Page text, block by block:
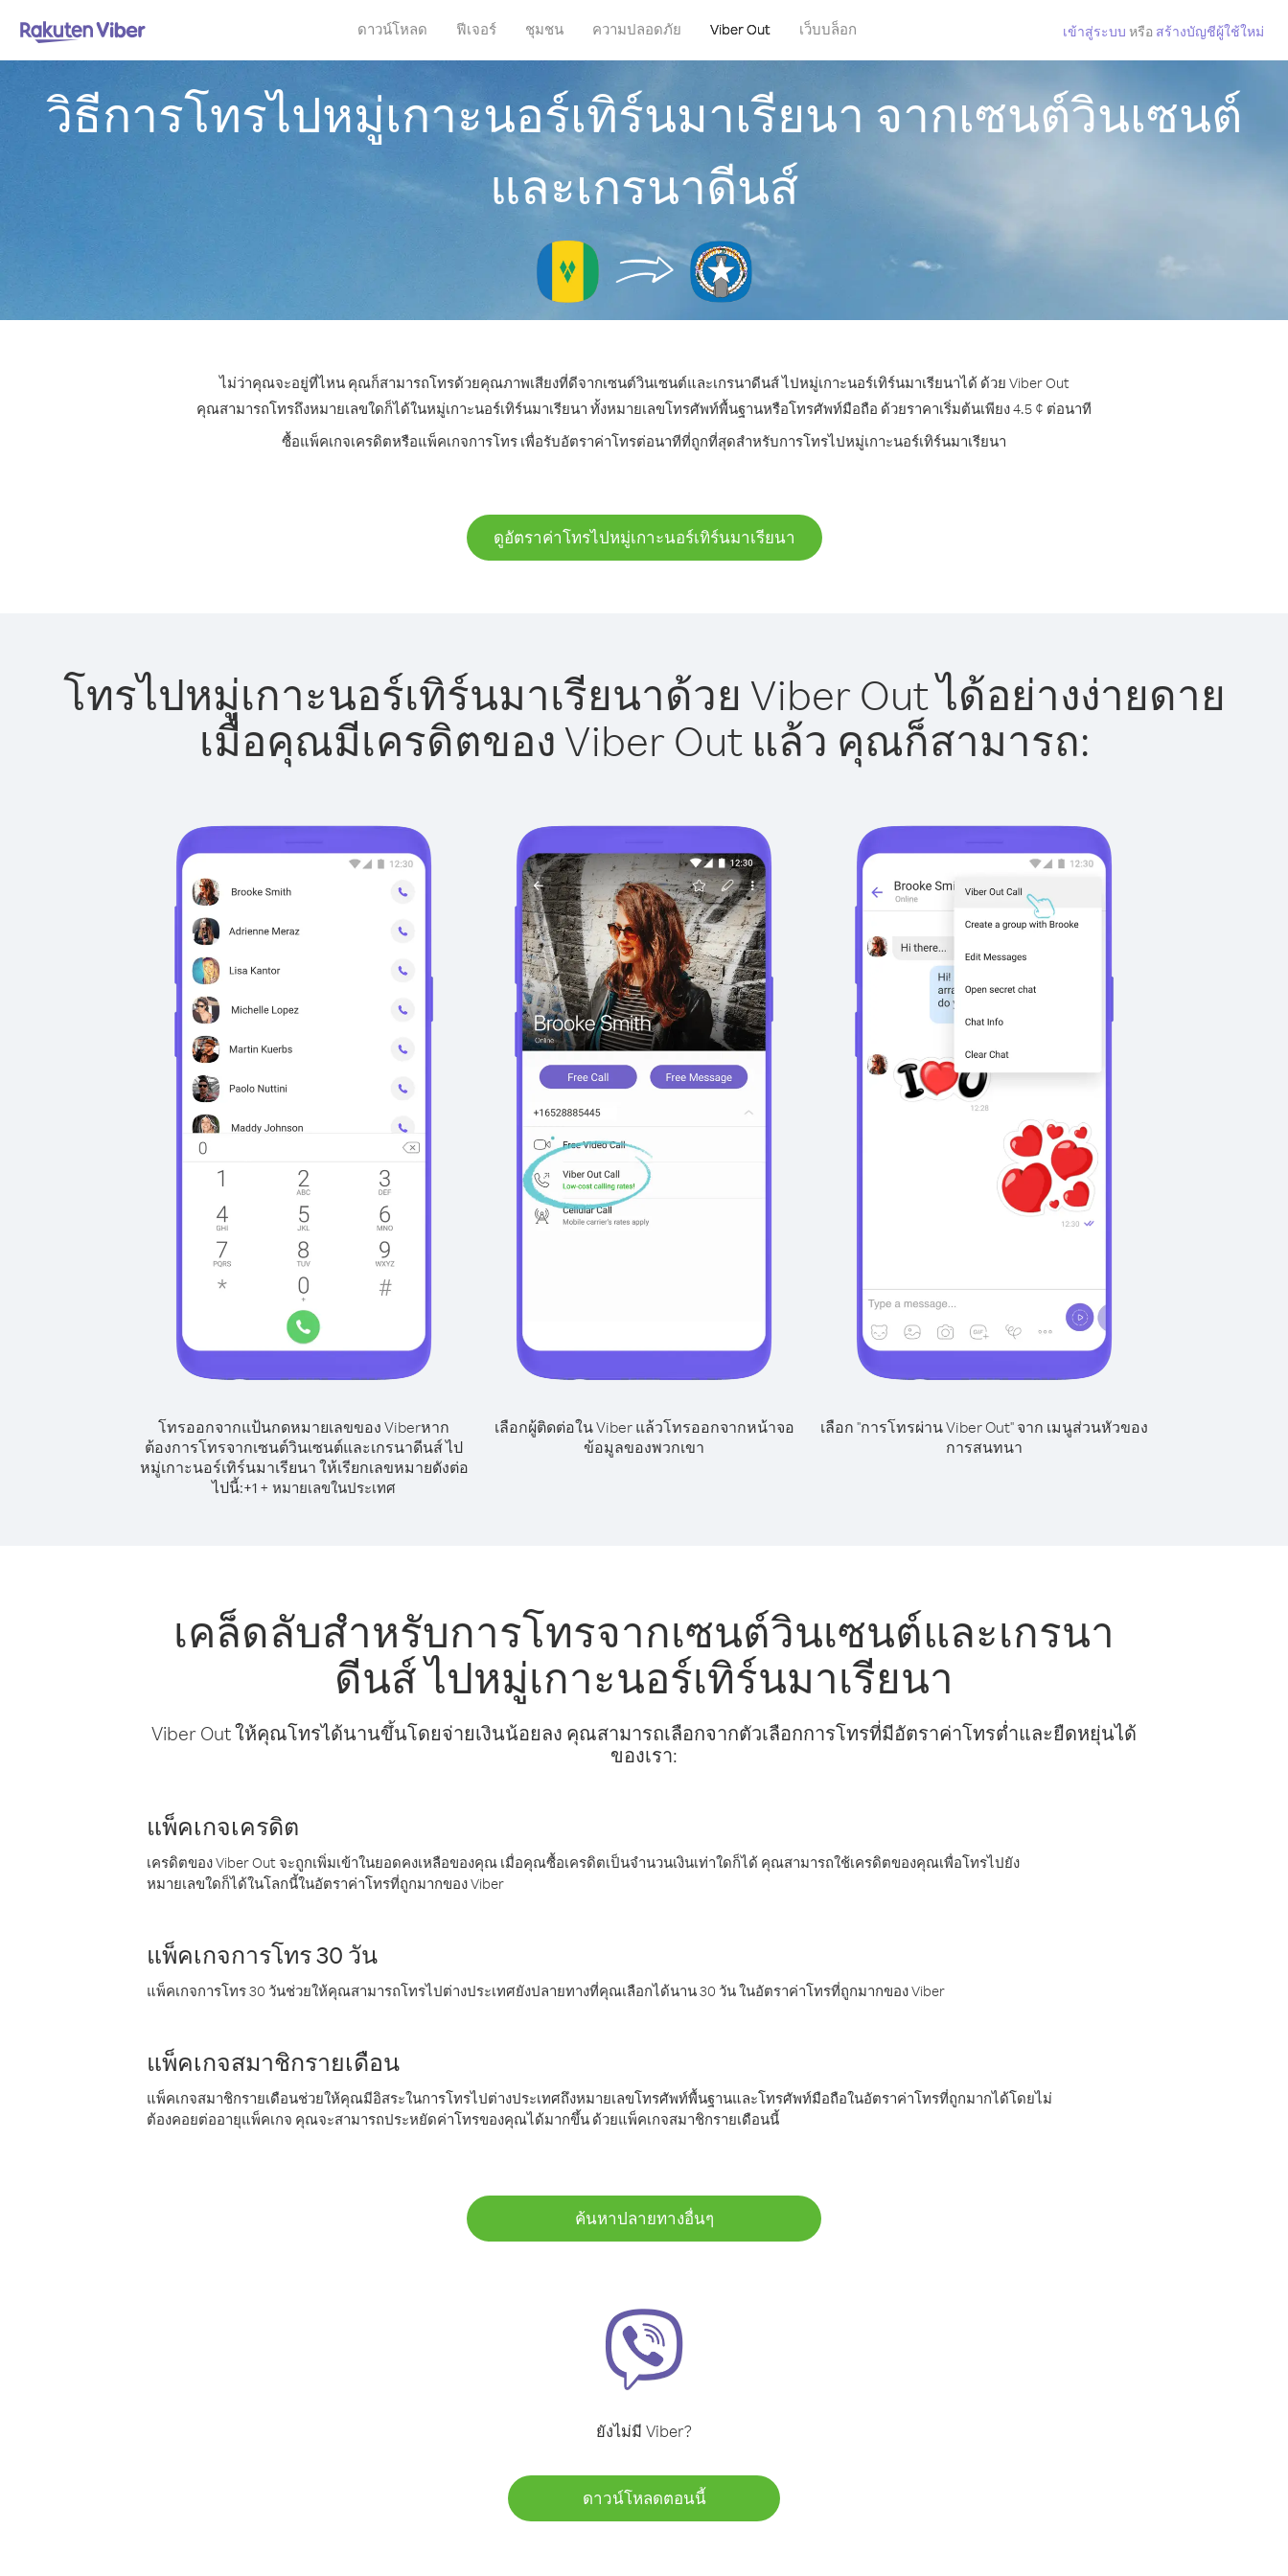
ดาวน์โหลด ฟีเจอร์ ชุมชน ความปลอดภัย Viber Out เว็บบล็อก เข้าสู่ระบบ หรือ สร้างบัญชีผู้ใช้ใหม่
วิธีการโทรไปหมู่เกาะนอร์เทิร์นมาเรียนา จากเซนต์วินเซนต์
และเกรนาดีนส์
ไม่ว่าคุณจะอยู่ที่ไหน คุณก็สามารถโทรด้วยคุณภาพเสียงที่ดีจากเซนต์วินเซนต์และเกรนาดีนส์ ไปหมู่เกาะนอร์เทิร์นมาเรียนาได้ ด้วย Viber Out
คุณสามารถโทรถึงหมายเลขใดก็ได้ในหมู่เกาะนอร์เทิร์นมาเรียนา ทั้งหมายเลขโทรศัพท์พื้นฐานหรือโทรศัพท์มือถือ ด้วยราคาเริ่มต้นเพียง 4.5 ¢ ต่อนาที
ซื้อแพ็คเกจเครดิตหรือแพ็คเกจการโทร เพื่อรับอัตราค่าโทรต่อนาทีที่ถูกที่สุดสำหรับการโทรไปหมู่เกาะนอร์เทิร์นมาเรียนา
ดูอัตราค่าโทรไปหมู่เกาะนอร์เทิร์นมาเรียนา
โทรไปหมู่เกาะนอร์เทิร์นมาเรียนาด้วย Viber Out ได้อย่างง่ายดาย
เมื่อคุณมีเครดิตของ Viber Out แล้ว คุณก็สามารถ:
โทรออกจากแป้นกดหมายเลขของ Viberหาก
ต้องการโทรจากเซนต์วินเซนต์และเกรนาดีนส์ ไป
หมู่เกาะนอร์เทิร์นมาเรียนา ให้เรียกเลขหมายดังต่อ
ไปนี้:+1 + หมายเลขในประเทศ
เลือกผู้ติดต่อใน Viber แล้วโทรออกจากหน้าจอ
ข้อมูลของพวกเขา
เลือก "การโทรผ่าน Viber Out" จาก เมนูส่วนหัวของ
การสนทนา
เคล็ดลับสำหรับการโทรจากเซนต์วินเซนต์และเกรนา
ดีนส์ ไปหมู่เกาะนอร์เทิร์นมาเรียนา
Viber Out ให้คุณโทรได้นานขึ้นโดยจ่ายเงินน้อยลง คุณสามารถเลือกจากตัวเลือกการโทรที่มีอัตราค่าโทรต่ำและยืดหยุ่นได้
ของเรา:
แพ็คเกจเครดิต
เครดิตของ Viber Out จะถูกเพิ่มเข้าในยอดคงเหลือของคุณ เมื่อคุณซื้อเครดิตเป็นจำนวนเงินเท่าใดก็ได้ คุณสามารถใช้เครดิตของคุณเพื่อโทรไปยัง
หมายเลขใดก็ได้ในโลกนี้ในอัตราค่าโทรที่ถูกมากของ Viber
แพ็คเกจการโทร 30 วัน
แพ็คเกจการโทร 30 วันช่วยให้คุณสามารถโทรไปต่างประเทศยังปลายทางที่คุณเลือกได้นาน 30 วัน ในอัตราค่าโทรที่ถูกมากของ Viber
แพ็คเกจสมาชิกรายเดือน
แพ็คเกจสมาชิกรายเดือนช่วยให้คุณมีอิสระในการโทรไปต่างประเทศถึงหมายเลขโทรศัพท์พื้นฐานและโทรศัพท์มือถือในอัตราค่าโทรที่ถูกมากได้โดยไม่
ต้องคอยต่ออายุแพ็คเกจ คุณจะสามารถประหยัดค่าโทรของคุณได้มากขึ้น ด้วยแพ็คเกจสมาชิกรายเดือนนี้
ค้นหาปลายทางอื่นๆ
ยังไม่มี Viber?
ดาวน์โหลดตอนนี้